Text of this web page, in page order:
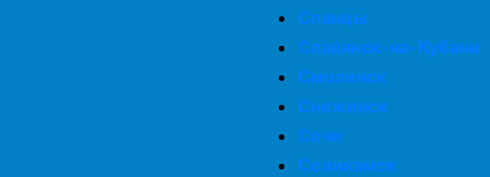
Сланцы
Славянск-на-Кубани
Смоленск
Снежинск
Сочи
Соликамск